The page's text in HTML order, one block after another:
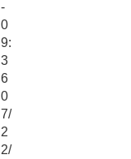
-
0
9:
3
6
0
7/
2
2/